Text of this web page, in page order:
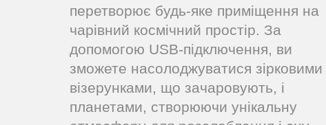
перетворює будь-яке приміщення на
чарівний космічний простір. За
допомогою USB-підключення, ви
зможете насолоджуватися зірковими
візерунками, що зачаровують, і
планетами, створюючи унікальну